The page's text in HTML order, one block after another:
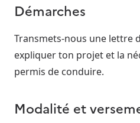
Démarches
Transmets-nous une lettre
expliquer ton projet et la
permis de conduire.
Modalité et